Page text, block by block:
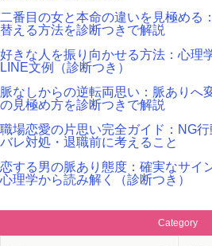
二番目の女と本命の違いを見極める
替える方法を診断つきで解説
好きな人を振り向かせる方法：心理
LINE文例（診断つき）
脈なしからの逆転両思い：脈ありへ
の見極め方を診断つきで解説
職場恋愛の片思い完全ガイド：NG
バレ対処・退職前に考えること
恋する男の脈あり態度：確実なサイ
心理学から読み解く（診断つき）
Category